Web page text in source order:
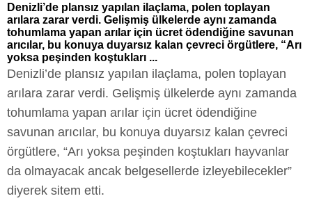
Denizli’de plansız yapılan ilaçlama, polen toplayan
arılara zarar verdi. Gelişmiş ülkelerde aynı zamanda
tohumlama yapan arılar için ücret ödendiğine savunan
arıcılar, bu konuya duyarsız kalan çevreci örgütlere, “Arı
yoksa peşinden koştukları ...
Denizli’de plansız yapılan ilaçlama, polen toplayan
arılara zarar verdi. Gelişmiş ülkelerde aynı zamanda
tohumlama yapan arılar için ücret ödendiğine
savunan arıcılar, bu konuya duyarsız kalan çevreci
örgütlere, “Arı yoksa peşinden koştukları hayvanlar
da olmayacak ancak belgesellerde izleyebilecekler”
diyerek sitem etti.